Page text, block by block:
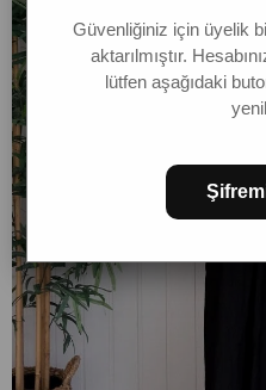
Güvenliğiniz için üyelik
aktarılmıştır.
lütfen aşağıdaki